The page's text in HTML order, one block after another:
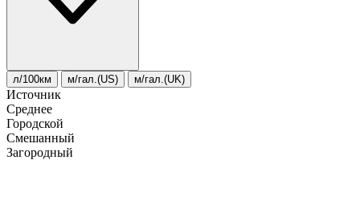
л/100км м/гал.(US) м/гал.(UK)
Источник
Среднее
Городской
Смешанный
Загородный